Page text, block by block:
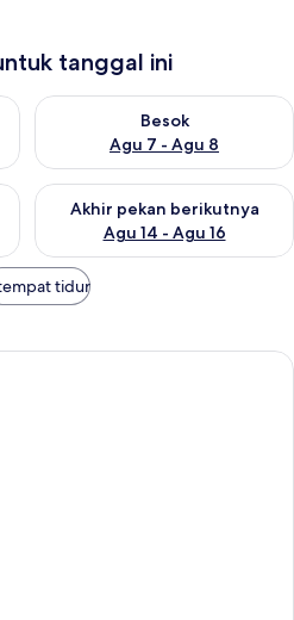
tanggal ini
ini Agu 6 - Agu 7
Besok
Agu 7 - Agu 8
Periksa ketersediaan untuk
pekan ini Agu 7 - Agu 9
Akhir pekan berikutnya
Agu 14 - Agu 16
Periksa ketersediaan untuk
tidur
Perlengkapan mandi gratis,